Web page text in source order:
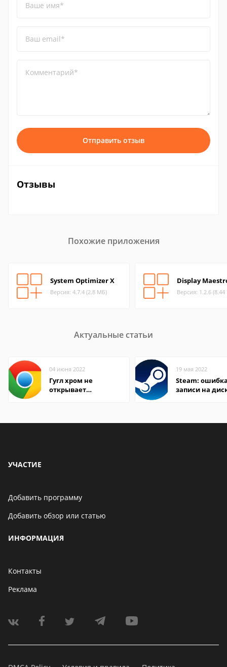
Ваше имя*
Ваш email*
Комментарий*
Отправить отзыв
Отзывы
Похожие приложения
System Optimizer X
Версия: 4.7.4 (2.8 МБ)
Display
Версия: 1.2.6
Актуальные статьи
04 июня 2022
Гугл хром не
открывает
19 мая 2022
Steam:
записи на
УЧАСТИЕ
Добавить программу
Добавить обзор или статью
ИНФОРМАЦИЯ
Контакты
Реклама